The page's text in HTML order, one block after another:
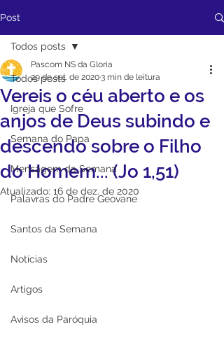
Post
Todos posts
Igreja que Sofre
Semana do Papa
Mensagem da Semana
Palavras do Padre Geovane
Santos da Semana
Notícias
Artigos
Avisos da Paróquia
Todos posts
Vereis o céu aberto e os
anjos de Deus subindo e
descendo sobre o Filho
do Homem... (Jo 1,51)
Pascom NS da Gloria
29 de set. de 20203 min de leitura
Atualizado: 16 de dez. de 2020